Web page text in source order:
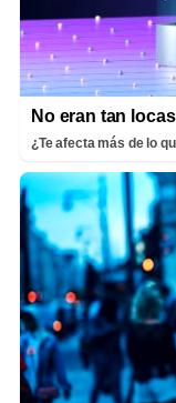
No eran tan locas
¿Te afecta más de lo